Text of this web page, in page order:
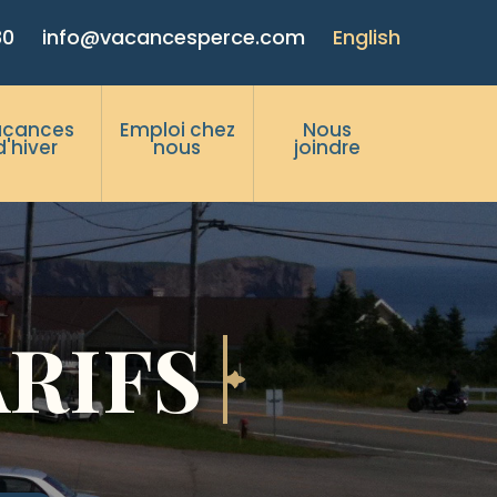
info@vacancesperce.com English
Emploi chez
nous
Nous
joindre